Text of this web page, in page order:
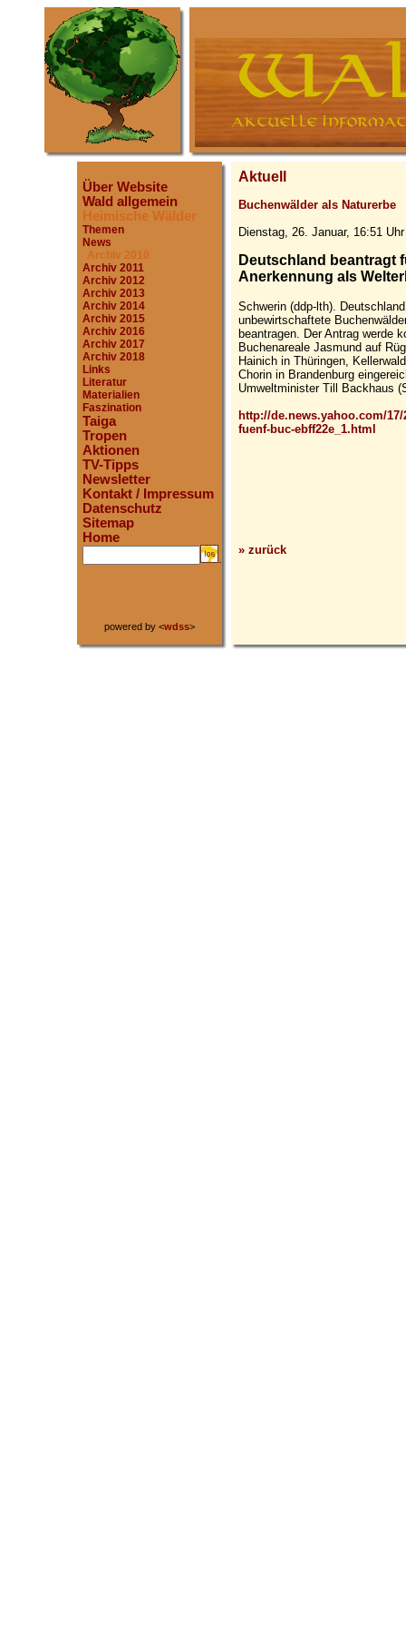
Über Website
Wald allgemein
Heimische Wälder
Themen
News
Archiv 2010
Archiv 2011
Archiv 2012
Archiv 2013
Archiv 2014
Archiv 2015
Archiv 2016
Archiv 2017
Archiv 2018
Links
Literatur
Materialien
Faszination
Taiga
Tropen
Aktionen
TV-Tipps
Newsletter
Kontakt / Impressum
Datenschutz
Sitemap
Home
.
powered by <wdss>
Aktuell
Buchenwälder als Naturerbe
Dienstag, 26. Januar, 16:51 Uhr
Deutschland beantragt
Anerkennung als
Schwerin (ddp-lth).
unbewirtschaftete
beantragen. Der Antrag werde
Buchenareale Jasmund auf
Hainich in Thüringen,
Chorin in Brandenburg
Umweltminister Till Backhaus
http://de.news.yahoo.com/
fuenf-buc-ebff22e_1.html
» zurück